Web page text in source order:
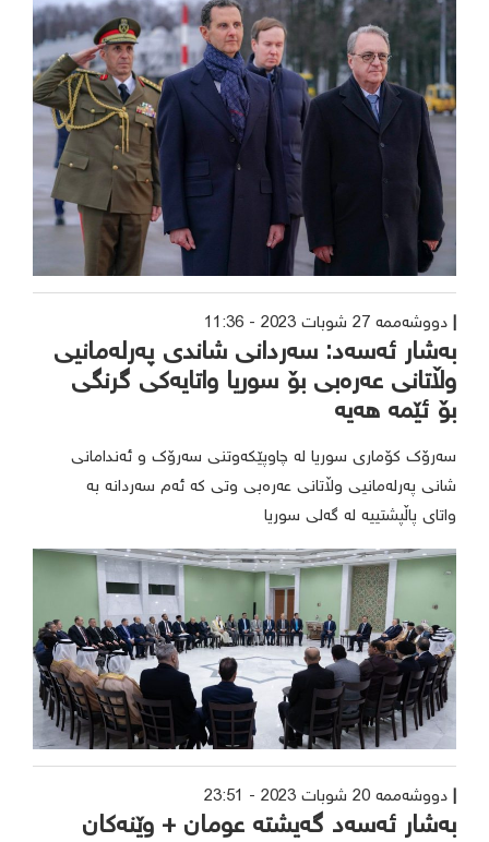
دووشەممە 27 شوبات 2023 - 11:36
بەشار ئەسەد: سەردانی شاندی پەرلەمانیی
وڵاتانی عەرەبی بۆ سوریا واتایەکی گرنگی
بۆ ئێمە هەیە
سەرۆک کۆماری سوریا لە چاوپێکەوتنی سەرۆک و ئەندامانی
شانی پەرلەمانیی وڵاتانی عەرەبی وتی کە ئەم سەردانە بە
واتای پاڵپشتییە لە گەلی سوریا
دووشەممە 20 شوبات 2023 - 23:51
بەشار ئەسەد گەیشتە عومان + وێنەکان